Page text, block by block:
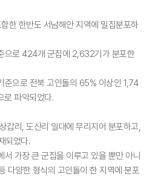
한 한반도 서남해안 지역에 밀집분포하
으로 424개 군집에 2,632기가 분포한
으로 전북 고인돌의 65% 이상인 1,74
로 파악되었다.
갑리, 도산리 일대에 무리지어 분포하고,
되었다.
서 가장 큰 군집을 이루고 있을 뿐만 아니
다양한 형식의 고인돌이 한 지역에 분포